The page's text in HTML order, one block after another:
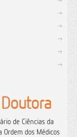
de Ciências da
Ordem dos Médicos